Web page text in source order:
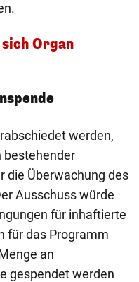
Organ
werden,
bestehender
die Überwachung des
Ausschuss würde
für inhaftierte
für das Programm
an
gespendet werden